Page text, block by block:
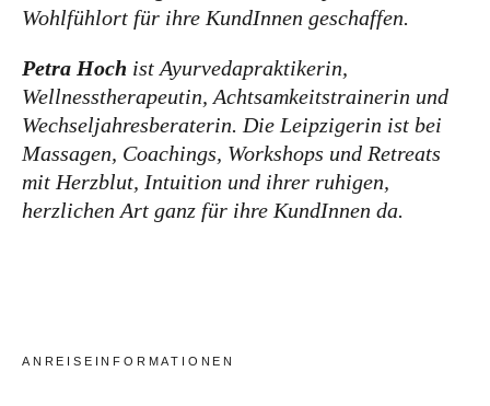
Wohlfühlort für ihre KundInnen geschaffen.
Petra Hoch ist Ayurvedapraktikerin,
Wellnesstherapeutin, Achtsamkeitstrainerin und
Wechseljahresberaterin. Die Leipzigerin ist bei
Massagen, Coachings, Workshops und Retreats
mit Herzblut, Intuition und ihrer ruhigen,
herzlichen Art ganz für ihre KundInnen da.
ANREISEINFORMATIONEN